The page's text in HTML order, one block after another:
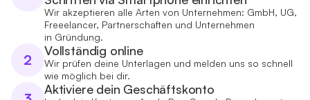
Wir akzeptieren alle Arten von Unternehmen: GmbH, UG,
Freeelancer, Partnerschaften und Unternehmen
in Gründung.
2
Vollständig online
Wir prüfen deine Unterlagen und melden uns so schnell
wie möglich bei dir.
Aktiviere dein Geschäftskonto